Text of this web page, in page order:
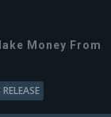
Money From